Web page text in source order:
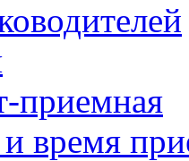
приемная
время